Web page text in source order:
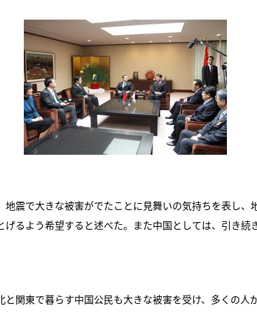
震で大きな被害がでたことに見舞いの気持ちを表し
るよう希望すると述べた。また中国としては、引き
関東で暮らす中国公民も大きな被害を受け、多くの